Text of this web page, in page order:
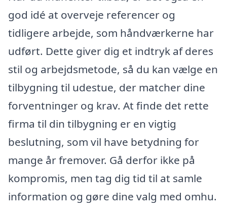
god idé at overveje referencer og
tidligere arbejde, som håndværkerne har
udført. Dette giver dig et indtryk af deres
stil og arbejdsmetode, så du kan vælge en
tilbygning til udestue, der matcher dine
forventninger og krav. At finde det rette
firma til din tilbygning er en vigtig
beslutning, som vil have betydning for
mange år fremover. Gå derfor ikke på
kompromis, men tag dig tid til at samle
information og gøre dine valg med omhu.